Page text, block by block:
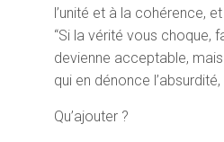
l’unité et à la cohérence,
“Si la vérité vous choque,
devienne acceptable,
qui en dénonce l’absurdité,
Qu’ajouter ?